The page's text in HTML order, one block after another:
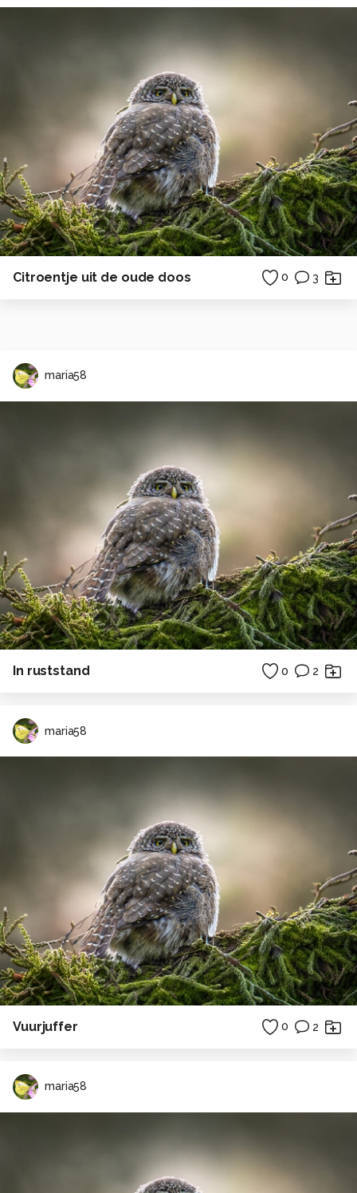
Citroentje uit de oude doos 0 3
maria58
In ruststand 0 2
maria58
Vuurjuffer 0 2
maria58